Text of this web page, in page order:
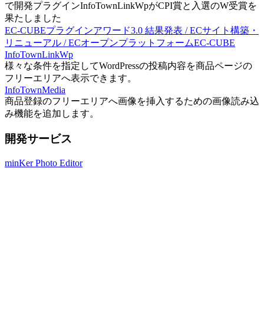
で開発プラグインInfoTownLinkWpがCPI賞と入選のW受賞を
果たしました
EC-CUBEプラグインアワード3.0 結果発表 / ECサイト構築・
リニューアル / ECオープンプラットフォームEC-CUBE
InfoTownLinkWp
様々な条件を指定してWordPressの投稿内容を商品ページの
フリーエリアへ表示できます。
InfoTownMedia
商品登録のフリーエリアへ画像を挿入するための画像読み込
み機能を追加します。
開発サービス
minKer Photo Editor